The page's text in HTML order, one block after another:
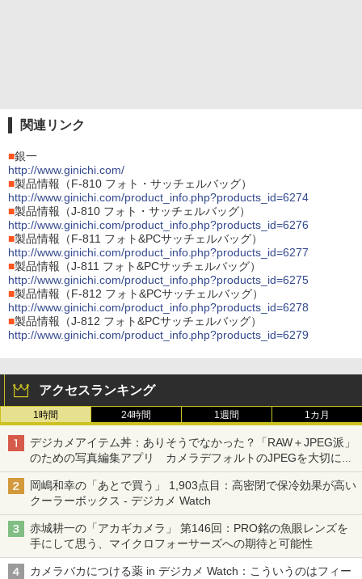
関連リンク
■銀一
http://www.ginichi.com/
■製品情報（F-810 フォト・サッチェルバッグ）
http://www.ginichi.com/product_info.php?products_id=6274
■製品情報（J-810 フォト・サッチェルバッグ）
http://www.ginichi.com/product_info.php?products_id=6276
■製品情報（F-811 フォト&PCサッチェルバッグ）
http://www.ginichi.com/product_info.php?products_id=6277
■製品情報（J-811 フォト&PCサッチェルバッグ）
http://www.ginichi.com/product_info.php?products_id=6275
■製品情報（F-812 フォト&PCサッチェルバッグ）
http://www.ginichi.com/product_info.php?products_id=6278
■製品情報（J-812 フォト&PCサッチェルバッグ）
http://www.ginichi.com/product_info.php?products_id=6279
アクセスランキング
1時間 24時間 1週間 1カ月
デジカメアイテム丼：ありそうでなかった？「RAW＋JPEG派」
のための写真編集アプリ カメラデフォルトのJPEGを大切にす
る「Filmator」
岡嶋和幸の「あとで買う」 1,903点目：高密閉で保冷効果が高い
クーラーボックス - デジカメ Watch
赤城耕一の「アカギカメラ」 第146回：PRO銘の魚眼レンズを
手にして思う、マイクロフォーサーズへの期待と可能性
カメラバカにつける薬 in デジカメ Watch：こういうのはフィー